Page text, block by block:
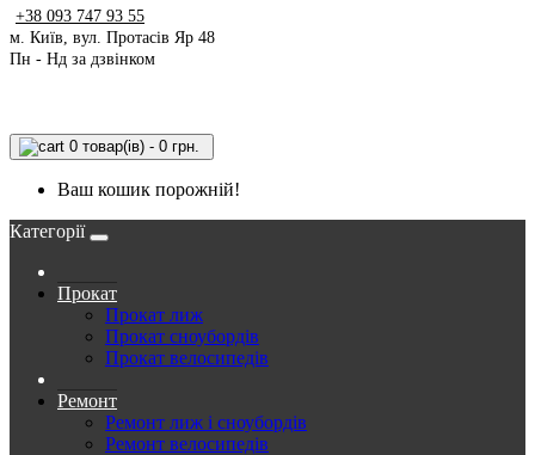
+38 093 747 93 55
м. Київ, вул. Протасів Яр 48
Пн - Нд за дзвінком
0 товар(ів) - 0 грн.
Ваш кошик порожній!
Категорії
Прокат
Прокат лиж
Прокат сноубордів
Прокат велосипедів
Ремонт
Ремонт лиж і сноубордів
Ремонт велосипедів